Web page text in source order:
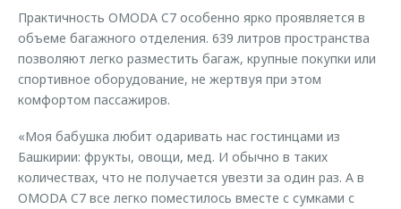
Практичность OMODA C7 особенно ярко проявляется в
объеме багажного отделения. 639 литров пространства
позволяют легко разместить багаж, крупные покупки или
спортивное оборудование, не жертвуя при этом
комфортом пассажиров.
«Моя бабушка любит одаривать нас гостинцами из
Башкирии: фрукты, овощи, мед. И обычно в таких
количествах, что не получается увезти за один раз. А в
OMODA C7 все легко поместилось вместе с сумками с